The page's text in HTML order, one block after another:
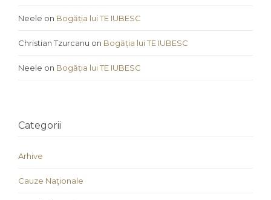
Neele on Bogăția lui TE IUBESC
Christian Tzurcanu on Bogăția lui TE IUBESC
Neele on Bogăția lui TE IUBESC
Categorii
Arhive
Cauze Naţionale